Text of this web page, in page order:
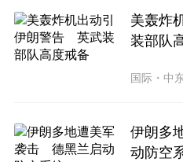
美轰炸
装部队
国际 ・ 中
伊朗多
动防空